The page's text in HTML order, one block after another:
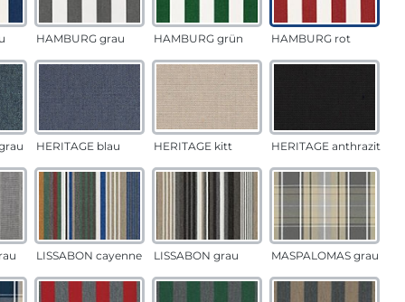
HAMBURG grau HAMBURG grün HAMBURG rot
HERITAGE blau HERITAGE kitt HERITAGE anthrazit
LISSABON cayenne LISSABON grau MASPALOMAS grau